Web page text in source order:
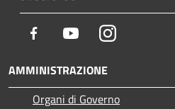
Facebook YoutubeInstagram
AMMINISTRAZIONE
Organi di Governo